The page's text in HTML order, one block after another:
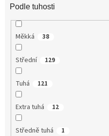
Podle tuhosti
Měkká 38
Střední 129
Tuhá 121
Extra tuhá 12
Středně tuhá 1